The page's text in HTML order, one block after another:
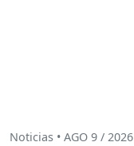
Noticias • AGO 9 / 2026